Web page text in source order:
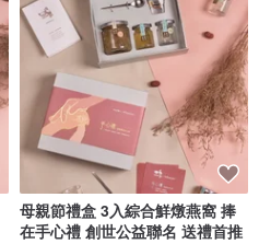
母親節禮盒 3入綜合鮮燉燕窩 捧
在手心禮 創世公益聯名 送禮首推